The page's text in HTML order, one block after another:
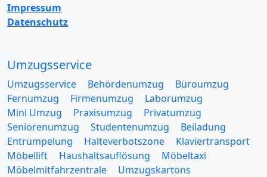
Impressum
Datenschutz
Umzugsservice
Umzugsservice Behördenumzug
Büroumzug
Fernumzug
Firmenumzug
Laborumzug
Mini Umzug
Praxisumzug
Privatumzug
Seniorenumzug
Studentenumzug
Beiladung
Entrümpelung
Halteverbotszone
Klaviertransport
Möbellift
Haushaltsauflösung
Möbeltaxi
Möbelmitfahrzentrale
Umzugskartons